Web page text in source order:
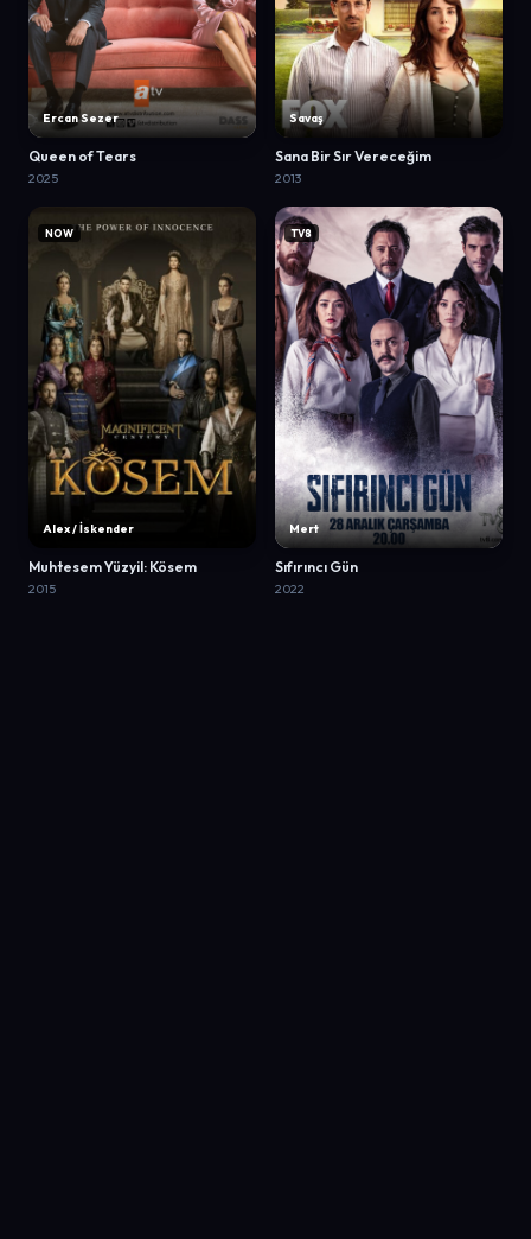
Ercan Sezer
Queen of Tears
2025
Savaş
Sana Bir Sır Vereceğim
2013
Alex / İskender
NOW
Muhtesem Yüzyil: Kösem
2015
Mert
TV8
Sıfırıncı Gün
2022